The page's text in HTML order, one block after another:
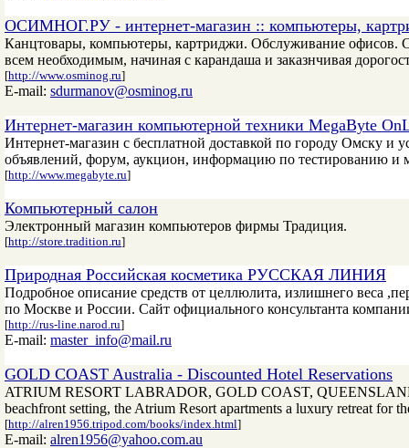
ОСИМНОГ.РУ - интернет-магазин :: компьютеры,
Канцтовары, компьютеры, картриджи. Обслуживание офисов.
всем необходимым, начиная с карандаша и заказнчивая
[http://www.osminog.ru]
E-mail: sdurmanov@osminog.ru
Интернет-магазин компьютерной техники MegaByte
Интернет-магазин с бесплатной доставкой по городу Омску и
объявлений, форум, аукцион, информацию по тестированию
[http://www.megabyte.ru]
Компьютерный салон
Электронный магазин компьютеров фирмы Традиция.
[http://store.tradition.ru]
Природная Российская косметика РУССКАЯ ЛИНИЯ
Подробное описание средств от целлюлита, излишнего веса
по Москве и России. Сайт официального консультанта
[http://rus-line.narod.ru]
E-mail: master_info@mail.ru
GOLD COAST Australia - Discounted Hotel Reservations
ATRIUM RESORT LABRADOR, GOLD COAST,
beachfront setting, the Atrium Resort apartments a luxury retreat for
[http://alren1956.tripod.com/books/index.html]
E-mail: alren1956@yahoo.com.au